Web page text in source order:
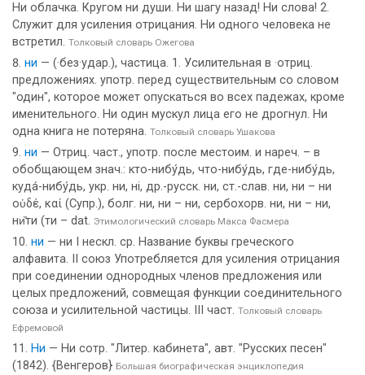
Ни облачка. Кругом ни души. Ни шагу назад! Ни слова! 2.
Служит для усиления отрицания. Ни одного человека не
встретил. Толковый словарь Ожегова
ни — (·без·удар.), частица. 1. Усилительная в ·отриц.
предложениях. употр. перед существительным со словом
"один", которое может опускаться во всех падежах, кроме
именительного. Ни один мускул лица его не дрогнул. Ни
одна книга не потеряна. Толковый словарь Ушакова
ни — Отриц. част., употр. после местоим. и нареч. – в
обобщающем знач.: кто-нибу́дь, что-нибу́дь, где-нибу́дь,
куда́-нибу́дь, укр. ни, нi, др.-русск. ни, ст.-слав. ни, ни – ни
οὑδέ, καί (Супр.), болг. ни, ни – ни, сербохорв. ни, ни – ни,
ни̏ти (ти – dat. Этимологический словарь Макса Фасмера
ни — ни I нескл. ср. Название буквы греческого
алфавита. II союз Употребляется для усиления отрицания
при соединении однородных членов предложения или
целых предложений, совмещая функции соединительного
союза и усилительной частицы. III част. Толковый словарь
Ефремовой
Ни — Ни сотр. "Литер. кабинета", авт. "Русских песен"
(1842). {Венгеров} Большая биографическая энциклопедия